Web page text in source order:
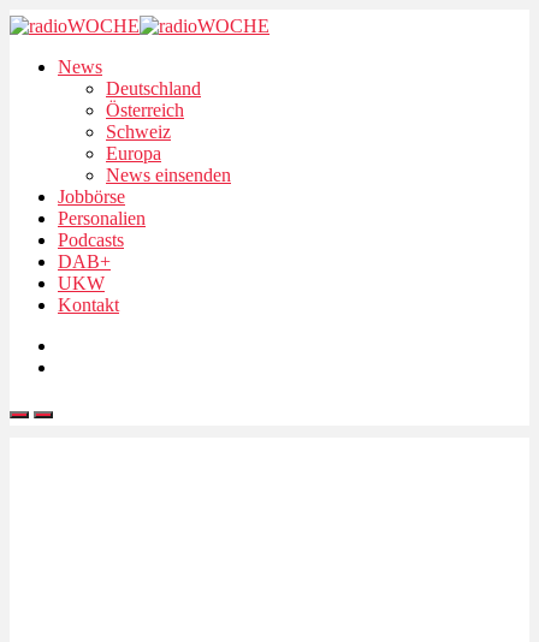
News
Deutschland
Österreich
Schweiz
Europa
News einsenden
Jobbörse
Personalien
Podcasts
DAB+
UKW
Kontakt